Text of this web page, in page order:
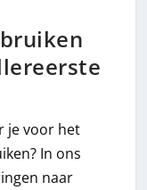
je voor het
In ons
naar